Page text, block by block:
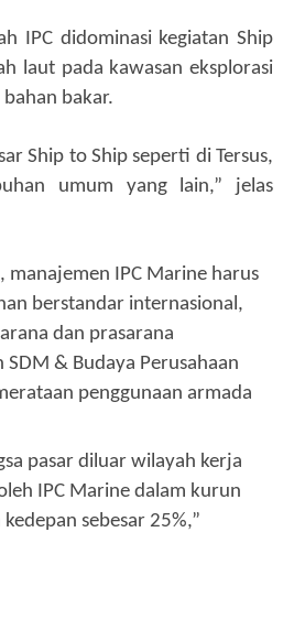
IPC didominasi kegiatan Ship
laut pada kawasan eksplorasi
bakar.
Ship to Ship seperti di Tersus,
umum yang lain,” jelas
manajemen IPC Marine harus
berstandar internasional,
dan prasarana
& Budaya Perusahaan
penggunaan armada
pasar diluar wilayah kerja
IPC Marine dalam kurun
sebesar 25%,”